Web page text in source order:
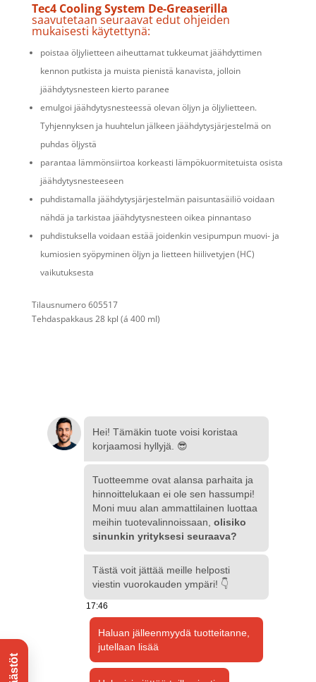
Tec4 Cooling System De-Greaserilla
saavutetaan seuraavat edut ohjeiden
mukaisesti käytettynä:
poistaa öljylietteen aiheuttamat tukkeumat jäähdyttimen
kennon putkista ja muista pienistä kanavista, jolloin
jäähdytysnesteen kierto paranee
emulgoi jäähdytysnesteessä olevan öljyn ja öljylietteen.
Tyhjennyksen ja huuhtelun jälkeen jäähdytysjärjestelmä on
puhdas öljystä
parantaa lämmönsiirtoa korkeasti lämpökuormitetuista osista
jäähdytysnesteeseen
puhdistamalla jäähdytysjärjestelmän paisuntasäiliö voidaan
nähdä ja tarkistaa jäähdytysnesteen oikea pinnantaso
puhdistuksella voidaan estää joidenkin vesipumpun muovi- ja
kumiosien syöpyminen öljyn ja lietteen hiilivetyjen (HC)
vaikutuksesta
Tilausnumero 605517
Tehdaspakkaus 28 kpl (á 400 ml)